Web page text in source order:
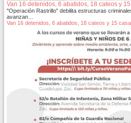
Van 16 detenidos, 6 abatidos, 18 cateos y
"Operación Rastrillo" debilita estructuras
avanzan…
Van 16 detenidos, 6 abatidos, 18 cateos y 15